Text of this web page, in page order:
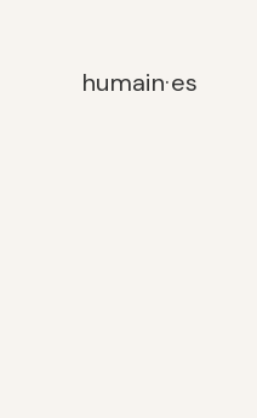
humain·es